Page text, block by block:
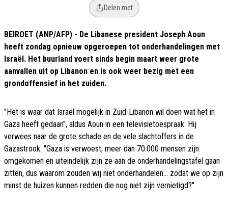
Delen met
BEIROET (ANP/AFP) - De Libanese president Joseph Aoun
heeft zondag opnieuw opgeroepen tot onderhandelingen met
Israël. Het buurland voert sinds begin maart weer grote
aanvallen uit op Libanon en is ook weer bezig met een
grondoffensief in het zuiden.
"Het is waar dat Israël mogelijk in Zuid-Libanon wil doen wat het in
Gaza heeft gedaan", aldus Aoun in een televisietoespraak. Hij
verwees naar de grote schade en de vele slachtoffers in de
Gazastrook. "Gaza is verwoest, meer dan 70.000 mensen zijn
omgekomen en uiteindelijk zijn ze aan de onderhandelingstafel gaan
zitten, dus waarom zouden wij niet onderhandelen… zodat we op zijn
minst de huizen kunnen redden die nog niet zijn vernietigd?"